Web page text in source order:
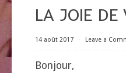
LA JOIE DE
14 août 2017 ⋅ Leave a
Bonjour,